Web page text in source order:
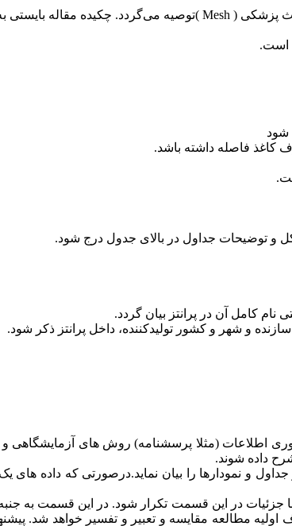
( Mesh )توصیه می‌گردد. چکیده مقاله بایستی
.
شود
.
و توضیحات جداول در بالای جدول درج شود.
نام کامل آن در پرانتز بیان گردد.
و شهر و کشور تولیدکننده، داخل پرانتز ذکر شود.
اطلاعات (مثلا پرسشنامه) روش های آزمایشگاهی و
داده شوند.
و نمودارها را بیان نماید.درصورتی که داده
با جزئیات در این قسمت تکرار شود. در این قسمت به
مطالعه مقایسه و تعبیر و تفسیر خواهد شد.